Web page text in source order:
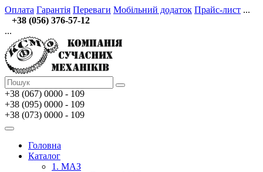
Оплата Гарантія Переваги Мобільний додаток Прайс-лист ...
+38 (056) 376-57-12
...
+38 (067) 0000 - 109
+38 (095) 0000 - 109
+38 (073) 0000 - 109
Головна
Каталог
1. МАЗ